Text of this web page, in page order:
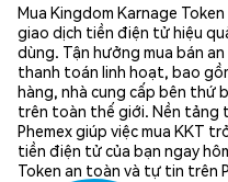
Mua Kingdom Karnage
giao dịch tiền điện tử hiệu
dùng. Tận hưởng mua bán
thanh toán linh hoạt, bao
hàng, nhà cung cấp bên thứ
trên toàn thế giới. Nền tảng
Phemex giúp việc mua KKT
tiền điện tử của bạn ngay
Token an toàn và tự tin trên